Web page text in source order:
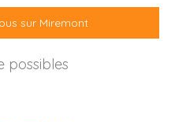
sur Miremont
possibles